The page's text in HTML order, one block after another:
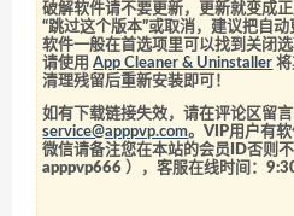
破解软件请不要更新，更新就变成
“跳过这个版本”或取消，建议把自
软件一般在首选项里可以找到关闭
请使用App Cleaner & Uninstaller 将
清理残留后重新安装即可！
如有下载链接失效，请在评论区留
service@apppvp.com。VIP用户有
微信请备注您在本站的会员ID否则不
apppvp666 ），客服在线时间：